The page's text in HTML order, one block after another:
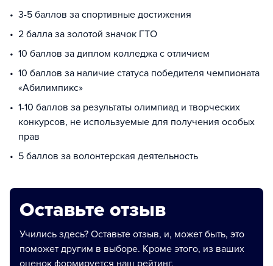
3-5 баллов за спортивные достижения
2 балла за золотой значок ГТО
10 баллов за диплом колледжа с отличием
10 баллов за наличие статуса победителя чемпионата
«Абилимпикс»
1-10 баллов за результаты олимпиад и творческих
конкурсов, не используемые для получения особых
прав
5 баллов за волонтерская деятельность
Оставьте отзыв
Учились здесь? Оставьте отзыв, и, может быть, это
поможет другим в выборе. Кроме этого, из ваших
оценок формируется наш рейтинг.